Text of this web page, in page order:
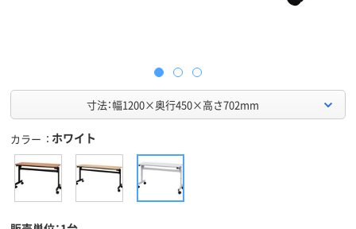
寸法：幅1200×奥行450×高さ702mm
カラー ホワイト